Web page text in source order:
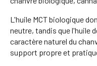
L'huile MCT biologique
neutre, tandis que l'huile
caractère naturel du
support propre et